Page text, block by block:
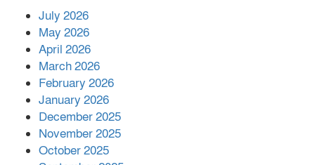
July 2026
May 2026
April 2026
March 2026
February 2026
January 2026
December 2025
November 2025
October 2025